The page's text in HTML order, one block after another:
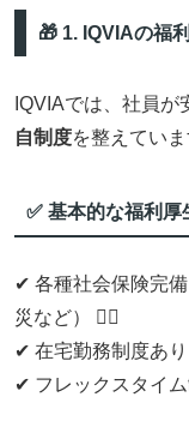
🎁 1. IQVIAの福
IQVIAでは、社員が
自制度を整えてい
✅ 基本的な福利厚
✔ 各種社会保険完
災など） 👩‍⚕️
✔ 在宅勤務制度あ
✔ フレックスタイ